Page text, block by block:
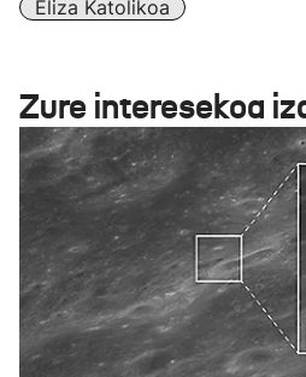
Eliza Katolikoa
Zure interesekoa